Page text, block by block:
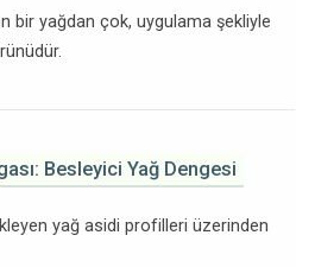
bir yağdan çok, uygulama şekliyle
Besleyici Yağ Dengesi
yağ asidi profilleri üzerinden